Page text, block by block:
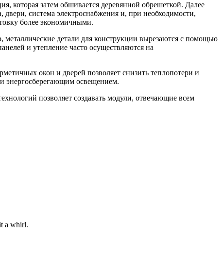
которая затем обшивается деревянной обрешеткой. Далее
двери, система электроснабжения и, при необходимости,
более экономичными.
детали для конструкции вырезаются с помощью
и утепление часто осуществляются на
окон и дверей позволяет снизить теплопотери и
энергосберегающим освещением.
позволяет создавать модули, отвечающие всем
a whirl.